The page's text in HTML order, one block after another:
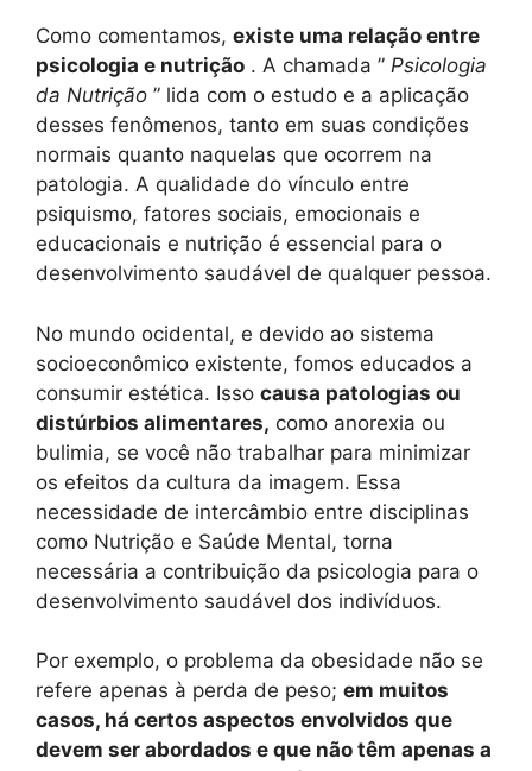
Como comentamos, existe uma relação entre
psicologia e nutrição . A chamada ” Psicologia
da Nutrição ” lida com o estudo e a aplicação
desses fenômenos, tanto em suas condições
normais quanto naquelas que ocorrem na
patologia. A qualidade do vínculo entre
psiquismo, fatores sociais, emocionais e
educacionais e nutrição é essencial para o
desenvolvimento saudável de qualquer pessoa.
No mundo ocidental, e devido ao sistema
socioeconômico existente, fomos educados a
consumir estética. Isso causa patologias ou
distúrbios alimentares, como anorexia ou
bulimia, se você não trabalhar para minimizar
os efeitos da cultura da imagem. Essa
necessidade de intercâmbio entre disciplinas
como Nutrição e Saúde Mental, torna
necessária a contribuição da psicologia para o
desenvolvimento saudável dos indivíduos.
Por exemplo, o problema da obesidade não se
refere apenas à perda de peso; em muitos
casos, há certos aspectos envolvidos que
devem ser abordados e que não têm apenas a